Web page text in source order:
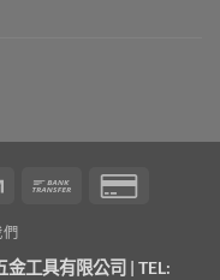
Atm
Bank
金工具有限公司 | TEL: